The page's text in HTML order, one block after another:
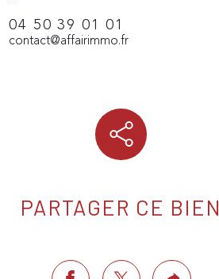
04 50 39 01 01
contact@affairimmo.fr
PARTAGER CE BIEN